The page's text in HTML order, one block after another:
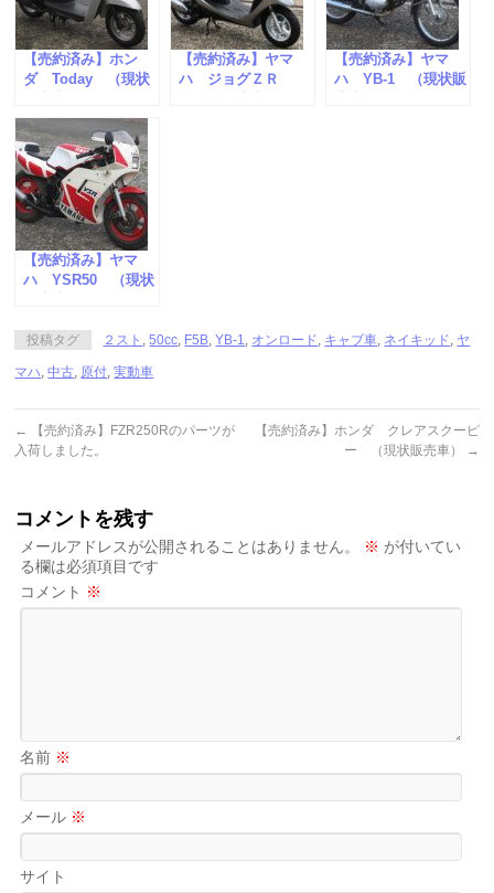
【売約済み】ホン
ダ Today （現状
【売約済み】ヤマ
ハ ジョグＺＲ
【売約済み】ヤマ
ハ YB-1 （現状販
【売約済み】ヤマ
ハ YSR50 （現状
投稿タグ ２スト ,50cc, F5B,YB-1, オンロード, キャブ車, ネイキッド, ヤ
マハ,中古, 原付,実動車
←
【売約済み】FZR250Rのパーツが
入荷しました。
【売約済み】ホンダ クレアスクーピ
ー （現状販売車）
→
コメントを残す
メールアドレスが公開されることはありません。 ※ が付いてい
る欄は必須項目です
コメント ※
名前 ※
メール ※
サイト